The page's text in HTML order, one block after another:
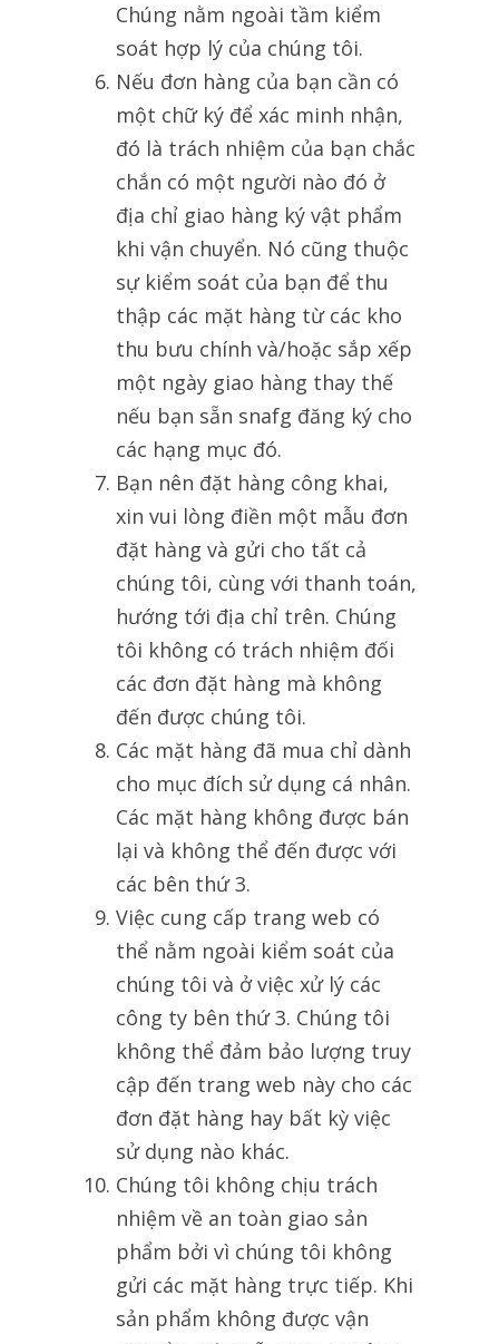
Chúng nằm ngoài tầm kiểm
soát hợp lý của chúng tôi.
Nếu đơn hàng của bạn cần có
một chữ ký để xác minh nhận,
đó là trách nhiệm của bạn chắc
chắn có một người nào đó ở
địa chỉ giao hàng ký vật phẩm
khi vận chuyển. Nó cũng thuộc
sự kiểm soát của bạn để thu
thập các mặt hàng từ các kho
thu bưu chính và/hoặc sắp xếp
một ngày giao hàng thay thế
nếu bạn sẵn snafg đăng ký cho
các hạng mục đó.
Bạn nên đặt hàng công khai,
xin vui lòng điền một mẫu đơn
đặt hàng và gửi cho tất cả
chúng tôi, cùng với thanh toán,
hướng tới địa chỉ trên. Chúng
tôi không có trách nhiệm đối
các đơn đặt hàng mà không
đến được chúng tôi.
Các mặt hàng đã mua chỉ dành
cho mục đích sử dụng cá nhân.
Các mặt hàng không được bán
lại và không thể đến được với
các bên thứ 3.
Việc cung cấp trang web có
thể nằm ngoài kiểm soát của
chúng tôi và ở việc xử lý các
công ty bên thứ 3. Chúng tôi
không thể đảm bảo lượng truy
cập đến trang web này cho các
đơn đặt hàng hay bất kỳ việc
sử dụng nào khác.
Chúng tôi không chịu trách
nhiệm về an toàn giao sản
phẩm bởi vì chúng tôi không
gửi các mặt hàng trực tiếp. Khi
sản phẩm không được vận